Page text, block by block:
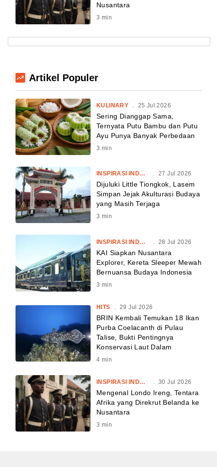
Nusantara
3 min
Artikel Populer
KULINARY . 25 Jul 2026
Sering Dianggap Sama,
Ternyata Putu Bambu dan Putu
Ayu Punya Banyak Perbedaan
3 min
INSPIRASI INDONESIA . 27 Jul 2026
Dijuluki Little Tiongkok, Lasem
Simpan Jejak Akulturasi Budaya
yang Masih Terjaga
3 min
INSPIRASI INDONESIA 28 Jul 2026
KAI Siapkan Nusantara
Explorer, Kereta Sleeper Mewah
Bernuansa Budaya Indonesia
3 min
HITS 29 Jul 2026
BRIN Kembali Temukan 18 Ikan
Purba Coelacanth di Pulau
Talise, Bukti Pentingnya
Konservasi Laut Dalam
4 min
INSPIRASI INDONESIA 30 Jul 2026
Mengenal Londo Ireng, Tentara
Afrika yang Direkrut Belanda ke
Nusantara
3 min